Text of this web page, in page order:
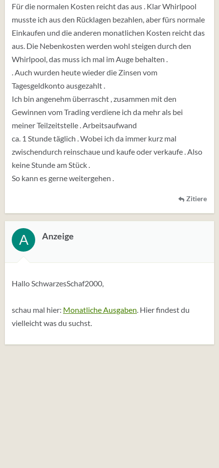
Für die normalen Kosten reicht das aus . Klar Whirlpool
musste ich aus den Rücklagen bezahlen, aber fürs normale
Einkaufen und die anderen monatlichen Kosten reicht das
aus. Die Nebenkosten werden wohl steigen durch den
Whirlpool, das muss ich mal im Auge behalten .
. Auch wurden heute wieder die Zinsen vom
Tagesgeldkonto ausgezahlt .
Ich bin angenehm überrascht , zusammen mit den
Gewinnen vom Trading verdiene ich da mehr als bei
meiner Teilzeitstelle . Arbeitsaufwand
ca. 1 Stunde täglich . Wobei ich da immer kurz mal
zwischendurch reinschaue und kaufe oder verkaufe . Also
keine Stunde am Stück .
So kann es gerne weitergehen .
Zitiere
A Anzeige
Hallo SchwarzesSchaf2000,
schau mal hier: Monatliche Ausgaben. Hier findest du
vielleicht was du suchst.